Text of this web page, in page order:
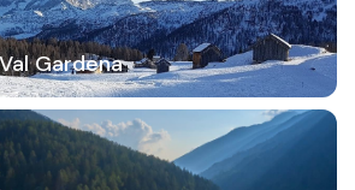
Gardena